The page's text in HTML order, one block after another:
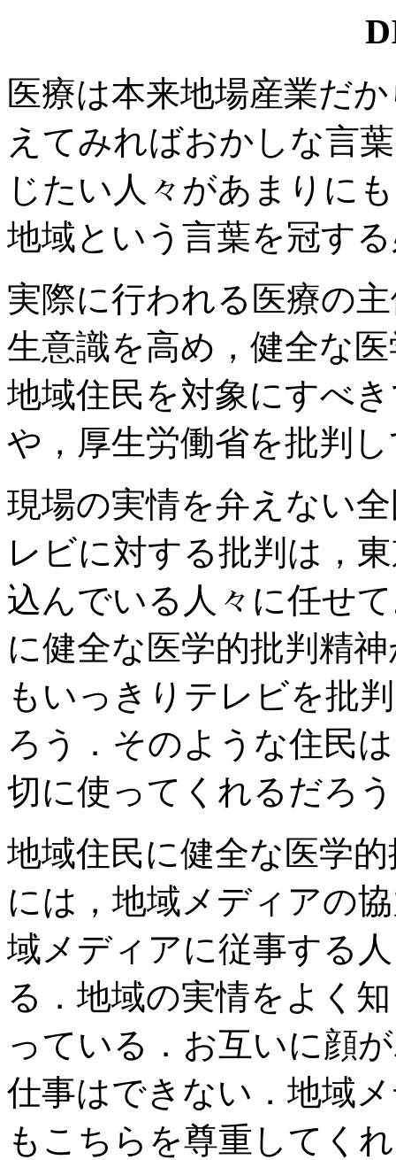
医療は本来地場産業だ
えてみればおかしな言
じたい人々があまりに
地域という言葉を冠す
実際に行われる医療の
生意識を高め，健全な
地域住民を対象にすべ
や，厚生労働省を批判
現場の実情を弁えない
レビに対する批判は，
込んでいる人々に任せ
に健全な医学的批判精
もいっきりテレビを批
ろう．そのような住民
切に使ってくれるだろ
地域住民に健全な医学
には，地域メディアの
域メディアに従事する
る．地域の実情をよく
っている．お互いに顔
仕事はできない．地域
もこちらを尊重してく